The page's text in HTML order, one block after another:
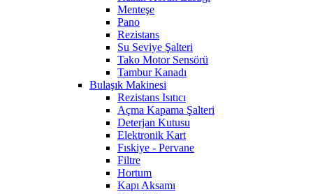
Menteşe
Pano
Rezistans
Su Seviye Şalteri
Tako Motor Sensörü
Tambur Kanadı
Bulaşık Makinesi
Rezistans Isıtıcı
Açma Kapama Şalteri
Deterjan Kutusu
Elektronik Kart
Fıskiye - Pervane
Filtre
Hortum
Kapı Aksamı